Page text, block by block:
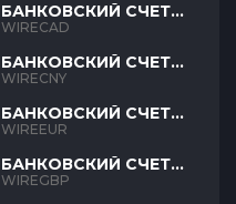
БАНКОВСКИЙ СЧЕТ
CAD
WIRECAD
БАНКОВСКИЙ СЧЕТ
CNY
WIRECNY
БАНКОВСКИЙ СЧЕТ
EUR
WIREEUR
БАНКОВСКИЙ СЧЕТ
GBP
WIREGBP